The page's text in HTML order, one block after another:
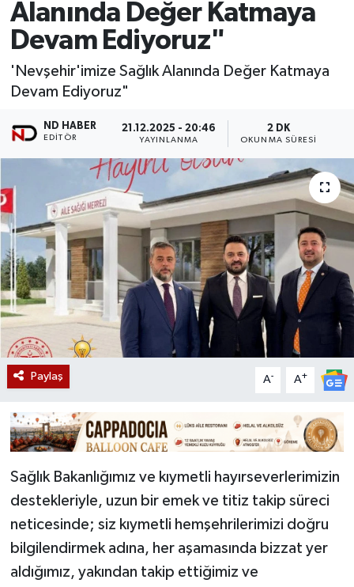
Alanında Değer Katmaya
Devam Ediyoruz"
'Nevşehir'imize Sağlık Alanında Değer Katmaya
Devam Ediyoruz"
ND HABER
EDITÖR
21.12.2025 - 20:46
YAYINLANMA
2 DK
OKUNMA SÜRESI
Paylaş A- A+
Sağlık Bakanlığımız ve kıymetli hayırseverlerimizin
destekleriyle, uzun bir emek ve titiz takip süreci
neticesinde; siz kıymetli hemşehrilerimizi doğru
bilgilendirmek adına, her aşamasında bizzat yer
aldığımız, yakından takip ettiğimiz ve